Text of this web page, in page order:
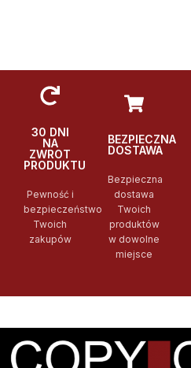
30 DNI
NA
ZWROT
PRODUKTU
Pewność i
bezpieczeństwo
Twoich
zakupów
BEZPIECZNA
DOSTAWA
Bezpieczna
dostawa
Twoich
produktów
w dowolne
miejsce